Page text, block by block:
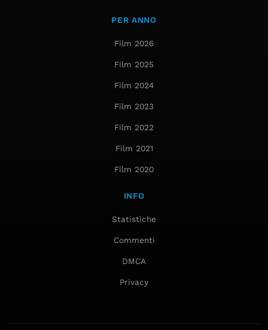
PER ANNO
Film 2026
Film 2025
Film 2024
Film 2023
Film 2022
Film 2021
Film 2020
INFO
Statistiche
Commenti
DMCA
Privacy